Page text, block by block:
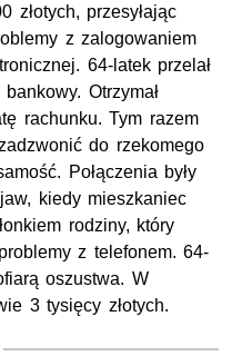
złotych, przesyłając
z zalogowaniem
64-latek przelał
Otrzymał
rachunku. Tym razem
do rzekomego
Połączenia były
kiedy mieszkaniec
rodziny, który
z telefonem. 64-
oszustwa. W
3 tysięcy złotych.